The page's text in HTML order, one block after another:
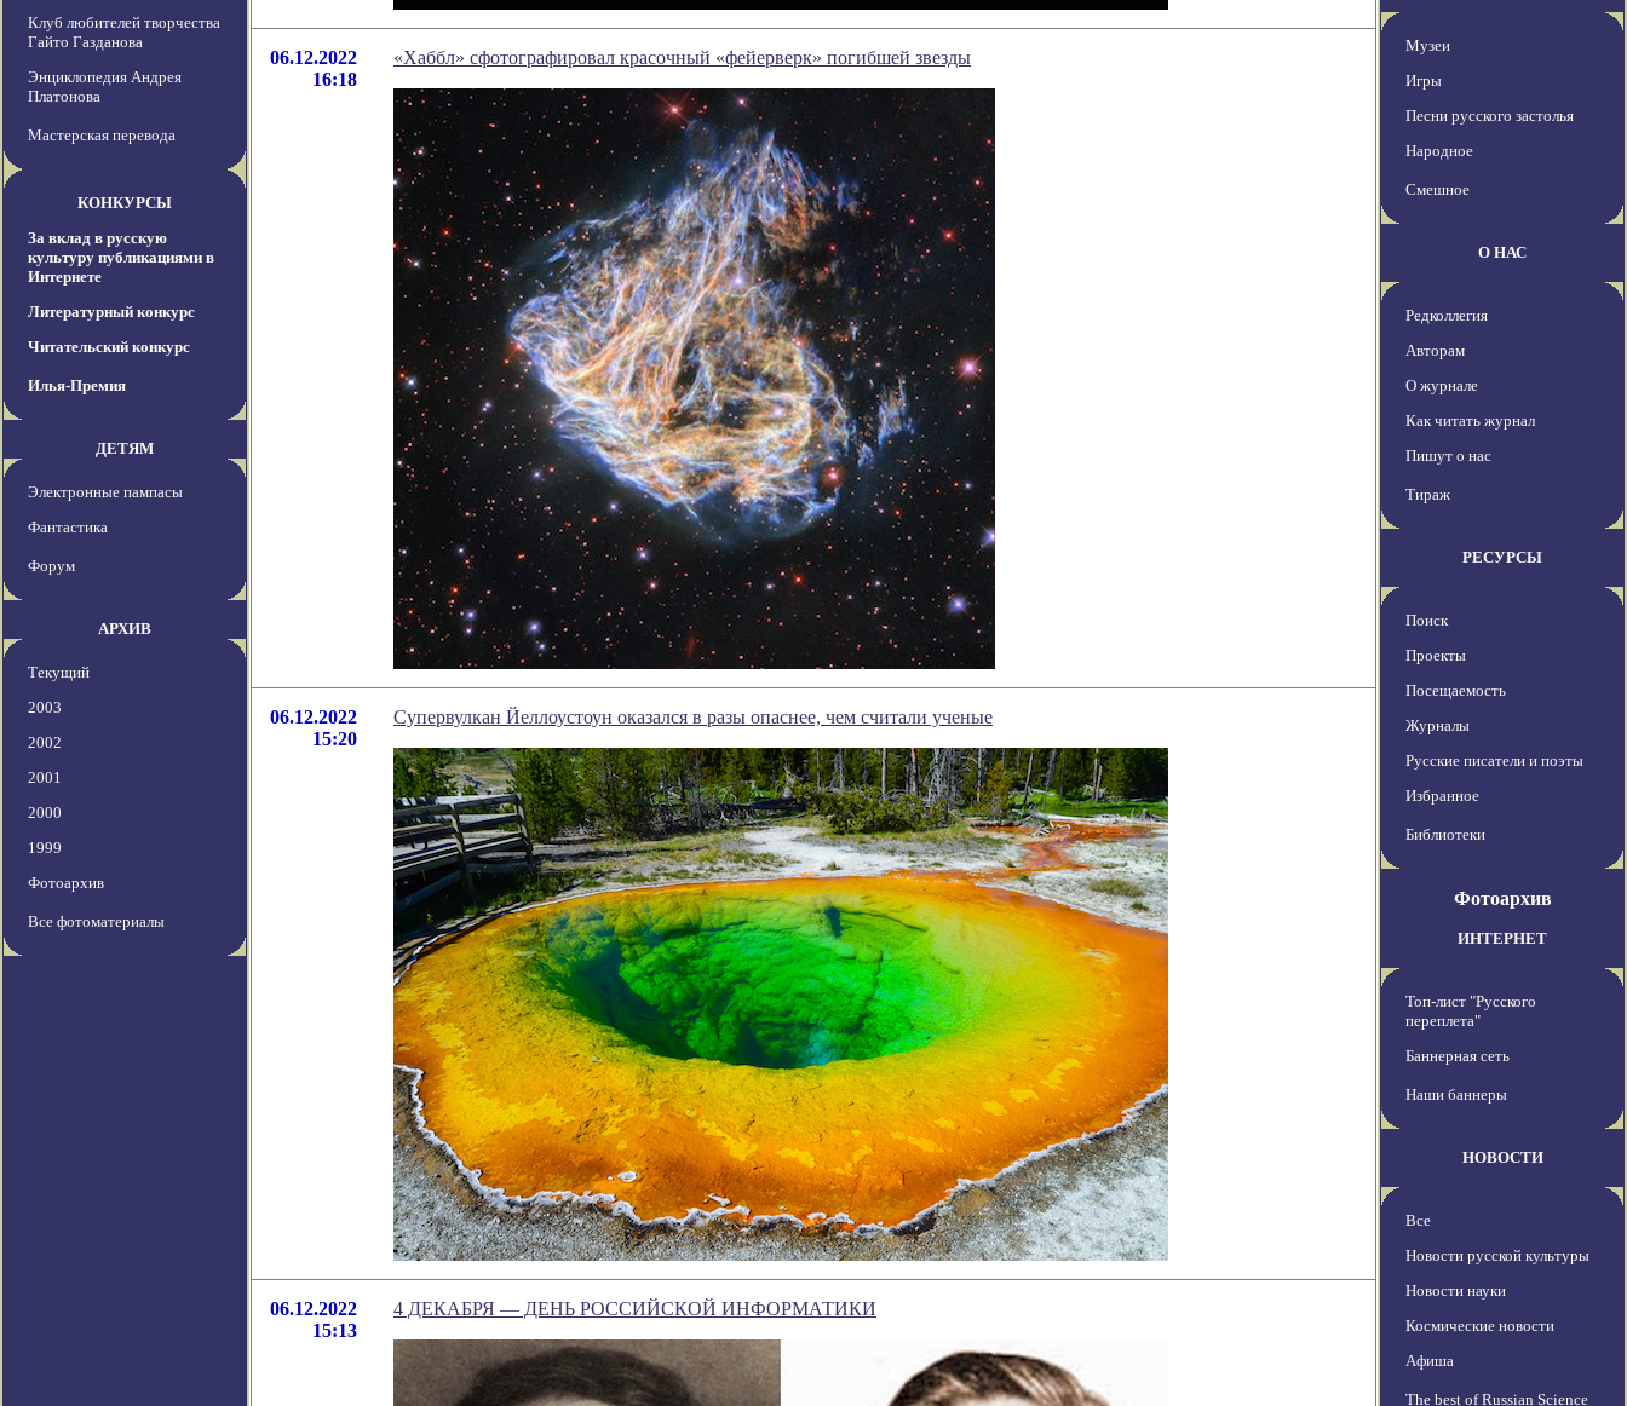
Клуб любителей творчества
Гайто Газданова
Энциклопедия Андрея
Платонова
Мастерская перевода
КОНКУРСЫ
За вклад в русскую
культуру публикациями в
Интернете
Литературный конкурс
Читательский конкурс
Илья-Премия
ДЕТЯМ
Электронные пампасы
Фантастика
Форум
АРХИВ
Текущий
2003
2002
2001
2000
1999
Фотоархив
Все фотоматериалы
06.12.2022
16:18
«Хаббл» сфотографировал красочный «фейерверк» погибшей звезды
06.12.2022
15:20
Супервулкан Йеллоустоун оказался в разы опаснее, чем считали ученые
06.12.2022
15:13
4 ДЕКАБРЯ — ДЕНЬ РОССИЙСКОЙ ИНФОРМАТИКИ
Музеи
Игры
Песни русского застолья
Народное
Смешное
О НАС
Редколлегия
Авторам
О журнале
Как читать журнал
Пишут о нас
Тираж
РЕСУРСЫ
Поиск
Проекты
Посещаемость
Журналы
Русские писатели и поэты
Избранное
Библиотеки
Фотоархив
ИНТЕРНЕТ
Топ-лист "Русского
переплета"
Баннерная сеть
Наши баннеры
НОВОСТИ
Все
Новости русской культуры
Новости науки
Космические новости
Афиша
The best of Russian Science